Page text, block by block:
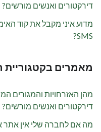
דירקטורים ואנשים מורשים?
SMS?
מאמרים
מהן האזרחויות והמגורים
דירקטורים ואנשים מורשים?
מה אם לחברה שלי אין אתר